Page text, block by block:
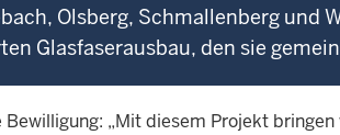
Olsberg, Schmallenberg und
Glasfaserausbau, den sie
„Mit diesem Projekt